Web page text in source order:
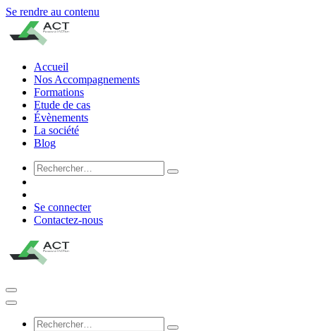
Se rendre au contenu
Accueil
Nos Accompagnements
Formations
Etude de cas
Évènements
La société
Blog
Se connecter
Contactez-nous